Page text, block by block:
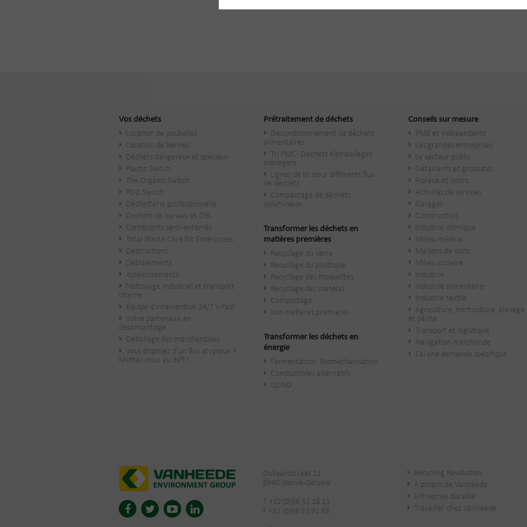
Vos déchets
Location de poubelles
Location de bennes
Déchets dangereux et spéciaux
Plastic Switch
The Organic Switch
PDD Switch
Déchetterie professionnelle
Déchets de bureau et DIB-
Contenants semi-enterrés
Total Waste Care for Enterprises
Destructions
Déblaiements
Assainissements
Nettoyage industriel et transport
citerne
Équipe d'intervention 24/7 V-Fast
Votre partenaire en
désamiantage
Déballage des marchandises
Vous disposez d'un flux atypique ?
Mettez-nous au défi !
Prétraitement de déchets
Déconditionnement de déchets
alimentaires
Tri PMC - Déchets d’emballages
ménagers
Lignes de tri pour différents flux
de déchets
Compactage de déchets
volumineux
Transformer les déchets en
matières premières
Recyclage du verre
Recyclage du plastique
Recyclage des moquettes
Recyclage des matelas
Compostage
Nos matières premières
Transformer les déchets en
énergie
Fermentation - Biométhanisation
Combustibles alternatifs
ISDND
Conseils sur mesure
PME et indépendants
Les grandes entreprises
Le secteur public
​Détaillants et grossistes
Horeca et loisirs
Activités de services
Garages
Construction
Industrie chimique
Milieu médical
Maisons de soins
Milieu scolaire
Industrie
Industrie alimentaire
Industrie textile
Agriculture, horticulture, élevage
et pêche
Transport et logistique
Navigation marchande
J'ai une demande spécifique
Dullaardstraat 11
8940 Wervik-Geluwe
T +32 (0)56 52 16 21
F +32 (0)56 51 91 63
Recycling Revolution
À propos de Vanheede
Entreprise durable
Travailler chez Vanheede